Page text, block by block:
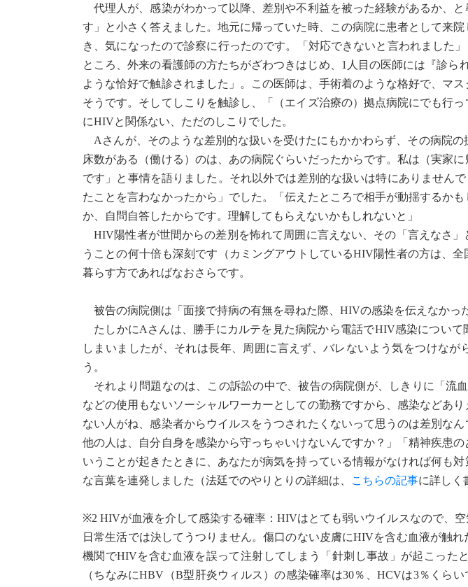
代理人が、感染がわかって以降、差別や不利益を被った経験があるか、
す」と小さく答えました。地元に帰っていた時、この病院に患者として来
き、気になったので診察に行ったのです。「対応できないと言われました
ところ、外来の看護師の方たちがざわつきはじめ、1人目の医師には『診ら
ような恰好で触診されました」。この医師は、手術着のような格好で、マ
そうです。そしてしこりを触診し、「（エイズ治療の）拠点病院にでも行
にHIVと関係ない、ただのしこりでした。
Aさんが、そのような差別的な扱いを受けたにもかかわらず、その病院
床数がある（働ける）のは、あの病院ぐらいだったからです。私は（実家
です」と事情を語りました。それ以外では差別的な扱いは特にありません
たことを言わなかったから」でした。「伝えたところで相手が動揺するか
か、自問自答したからです。理解してもらえないかもしれないと」
HIV陽性者が世間からの差別を怖れて周囲に言えない、その「言えなさ
うことの何十倍も深刻です（カミングアウトしているHIV陽性者の方は、
暮らす方であればなおさらです。
被告の病院側は「面接で持病の有無を尋ねた際、HIVの感染を伝えなかっ
たしかにAさんは、勝手にカルテを見た病院から電話でHIV感染について
しまいましたが、それは長年、周囲に言えず、バレないよう気をつけなが
う。
それより問題なのは、この訴訟の中で、被告の病院側が、しきりに「流
などの使用もないソーシャルワーカーとしての勤務ですから、感染などあ
ない人がね、感染者からウイルスをうつされたくないって思うのは差別な
他の人は、自分自身を感染から守っちゃいけないんですか？」「精神疾患
いうことが起きたときに、あなたが病気を持っている情報がなければ何も
な言葉を連発しました（法廷でのやりとりの詳細は、
こちらの記事に詳しく
※2 HIVが血液を介して感染する確率：HIVはとても弱いウイルスなので、空
日常生活では決してうつりません。傷口のない皮膚にHIVを含む血液が触
機関でHIVを含む血液を誤って注射してしまう「針刺し事故」が起こった
（ちなみにHBV（B型肝炎ウィルス）の感染確率は30％、HCVは3％くら